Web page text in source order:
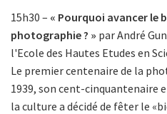
15h30 – « Pourquoi avancer le
photographie ? » par André
l'Ecole des Hautes Etudes en
Le premier centenaire de la
1939, son cent-cinquantenaire
la culture a décidé de fêter le